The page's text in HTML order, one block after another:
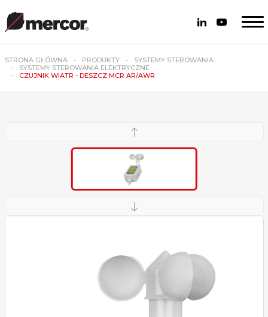
STRONA GŁÓWNA PRODUKTY
SYSTEMY STEROWANIA
SYSTEMY STEROWANIA ELEKTRYCZNE
CZUJNIK WIATR - DESZCZ MCR AR/AWR